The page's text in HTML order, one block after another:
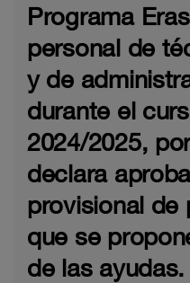
Programa
personal de
y de
durante el
2024/2025,
declara
provisional de
que se
de las ayudas.